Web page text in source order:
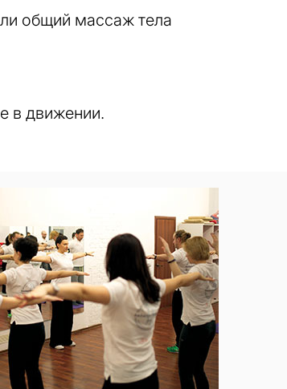
общий массаж тела
в движении.